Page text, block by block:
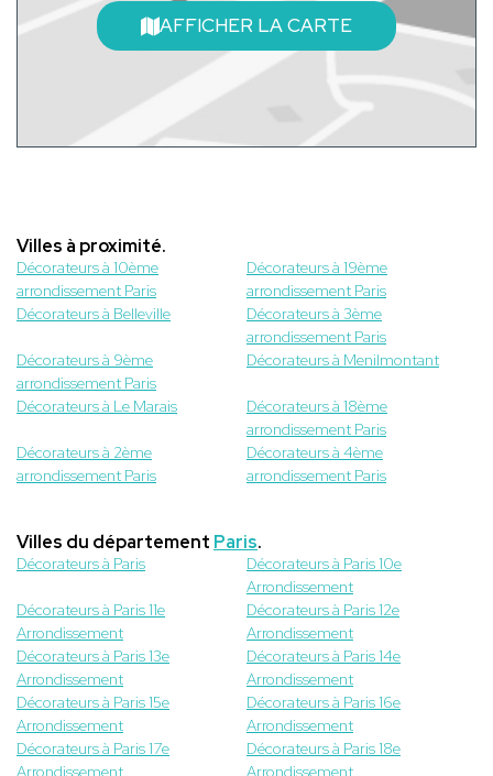
AFFICHER LA CARTE
Villes à proximité.
Décorateurs à 10ème
arrondissement Paris
Décorateurs à 19ème
arrondissement Paris
Décorateurs à Belleville
Décorateurs à 3ème
arrondissement Paris
Décorateurs à 9ème
arrondissement Paris
Décorateurs à Menilmontant
Décorateurs à Le Marais
Décorateurs à 18ème
arrondissement Paris
Décorateurs à 2ème
arrondissement Paris
Décorateurs à 4ème
arrondissement Paris
Villes du département Paris.
Décorateurs à Paris
Décorateurs à Paris 10e
Arrondissement
Décorateurs à Paris 11e
Arrondissement
Décorateurs à Paris 12e
Arrondissement
Décorateurs à Paris 13e
Arrondissement
Décorateurs à Paris 14e
Arrondissement
Décorateurs à Paris 15e
Arrondissement
Décorateurs à Paris 16e
Arrondissement
Décorateurs à Paris 17e
Arrondissement
Décorateurs à Paris 18e
Arrondissement